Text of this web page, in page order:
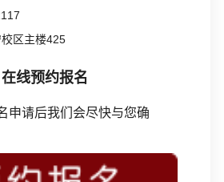
校区主楼425
在线预约报名
申请后我们会尽快与您确